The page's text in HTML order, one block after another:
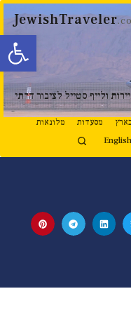
פתח
JewishTraveler
ולייף סטייל לציבור הדתי
מסעדות
מלונאות
English